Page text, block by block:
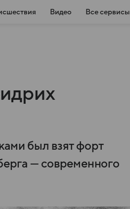
Видео Все сервисы
был взят форт
— современного